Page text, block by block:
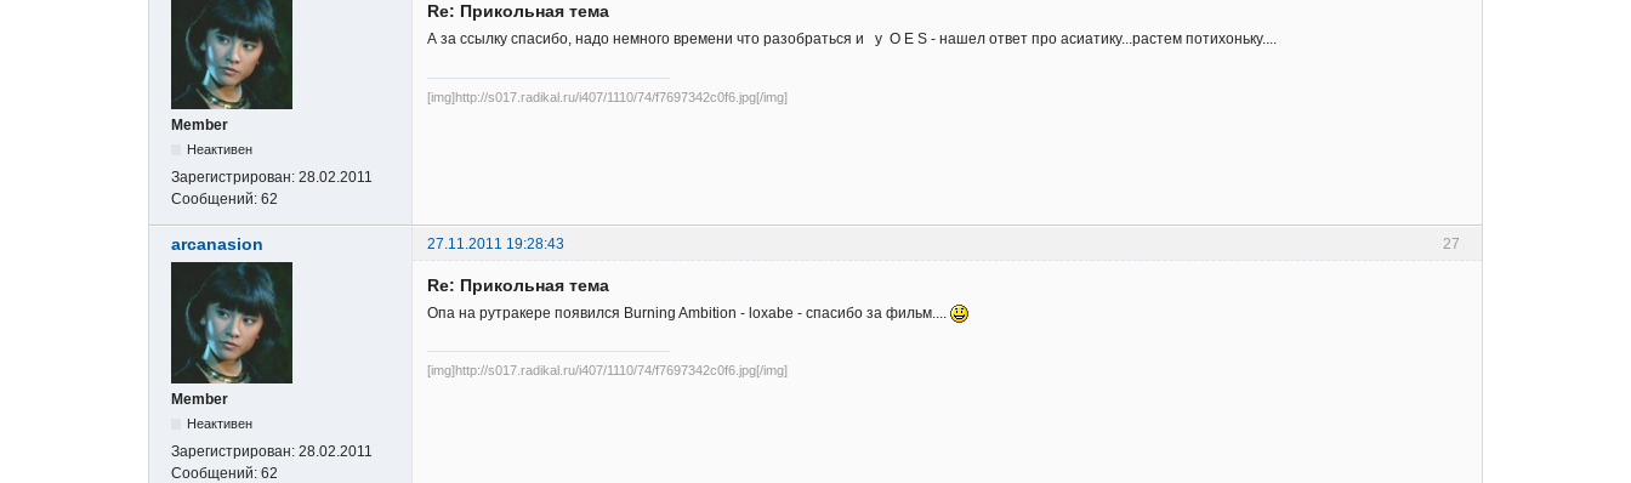
Member
Неактивен
Зарегистрирован: 28.02.2011
Сообщений: 62
Re: Прикольная тема
А за ссылку спасибо, надо немного времени что разобраться и у О Е S - нашел ответ про асиатику...растем потихоньку....
[img]http://s017.radikal.ru/i407/1110/74/f7697342c0f6.jpg[/img]
27
arcanasion 27.11.2011 19:28:43
Member
Неактивен
Зарегистрирован: 28.02.2011
Сообщений: 62
Re: Прикольная тема
Опа на рутракере появился Burning Ambition - loxabe - спасибо за фильм....
[img]http://s017.radikal.ru/i407/1110/74/f7697342c0f6.jpg[/img]